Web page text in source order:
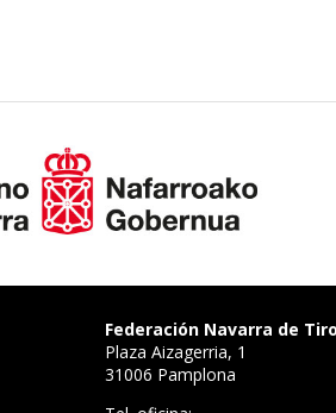
Federación Navarra de
Plaza Aizagerria, 1
31006 Pamplona